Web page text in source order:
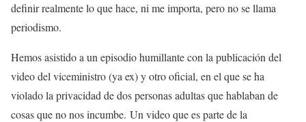
definir realmente lo que hace, ni me importa, pero no se llama
periodismo.
Hemos asistido a un episodio humillante con la publicación del
video del viceministro (ya ex) y otro oficial, en el que se ha
violado la privacidad de dos personas adultas que hablaban de
cosas que no nos incumbe. Un video que es parte de la